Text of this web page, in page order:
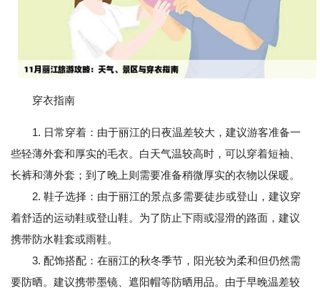
穿衣指南
1. 日常穿着：由于丽江的日夜温差较大，建议游客准备一
些轻薄外套和厚实的毛衣。白天气温较高时，可以穿着短袖、
长裤和薄外套；到了晚上则需要准备稍微厚实的衣物以保暖。
2. 鞋子选择：由于丽江的景点多需要徒步或登山，建议穿
着舒适的运动鞋或登山鞋。为了防止下雨或湿滑的路面，建议
携带防水鞋套或雨鞋。
3. 配饰搭配：在丽江的秋冬季节，阳光较为柔和但仍然需
要防晒。建议携带墨镜、遮阳帽等防晒用品。由于早晚温差较